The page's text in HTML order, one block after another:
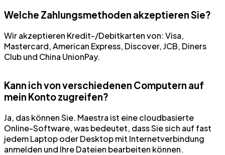
Welche Zahlungsmethoden akzeptieren Sie?
Wir akzeptieren Kredit-/Debitkarten von: Visa,
Mastercard, American Express, Discover, JCB, Diners
Club und China UnionPay.
Kann ich von verschiedenen Computern auf
mein Konto zugreifen?
Ja, das können Sie. Maestra ist eine cloudbasierte
Online-Software, was bedeutet, dass Sie sich auf fast
jedem Laptop oder Desktop mit Internetverbindung
anmelden und Ihre Dateien bearbeiten können.